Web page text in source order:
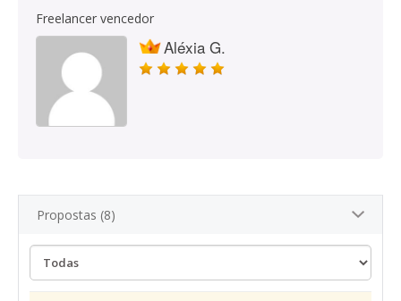
Freelancer vencedor
Aléxia G.
Propostas (8)